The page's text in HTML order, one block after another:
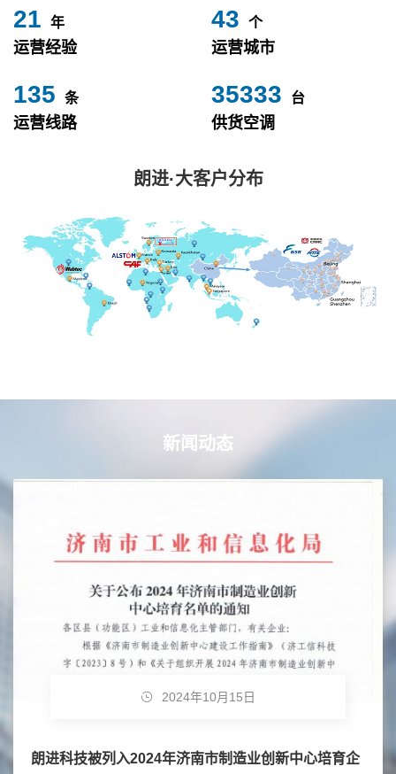
24 年
运营经验
49 个
运营城市
153 条
运营线路
40000 台
供货空调
朗进·大客户分布
新闻动态
2024年10月15日
朗进科技被列入2024年济南市制造业创新中心培育企